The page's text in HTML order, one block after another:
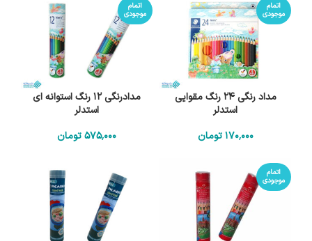
اتمام
موجودی
مداد رنگی 24 رنگ مقوایی
استدلر
170٬000 تومان
اتمام
موجودی
مدادرنگی 12 رنگ استوانه ای
استدلر
575٬000تومان
اتمام
موجودی